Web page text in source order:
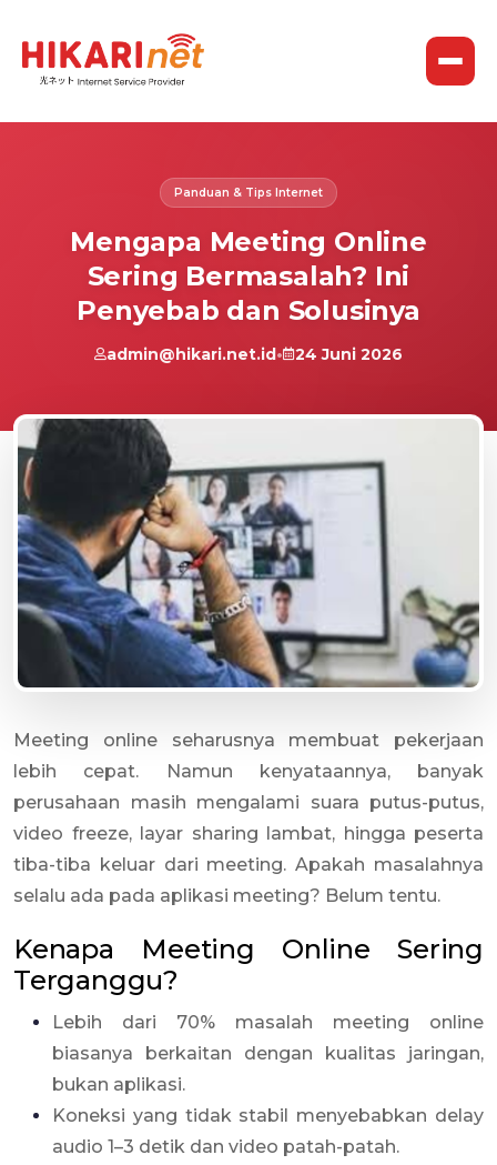
Panduan & Tips Internet
Mengapa Meeting Online
Sering Bermasalah? Ini
Penyebab dan Solusinya
admin@hikari.net.id• 24 Juni 2026
Meeting online seharusnya membuat pekerjaan
lebih cepat. Namun kenyataannya, banyak
perusahaan masih mengalami suara putus-putus,
video freeze, layar sharing lambat, hingga peserta
tiba-tiba keluar dari meeting. Apakah masalahnya
selalu ada pada aplikasi meeting? Belum tentu.
Kenapa Meeting Online Sering
Terganggu?
Lebih dari 70% masalah meeting online
biasanya berkaitan dengan kualitas jaringan,
bukan aplikasi.
Koneksi yang tidak stabil menyebabkan delay
audio 1–3 detik dan video patah-patah.